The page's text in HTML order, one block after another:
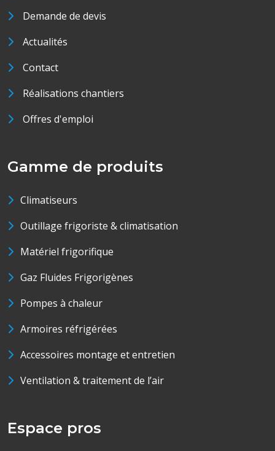
Demande de devis
Actualités
Contact
Réalisations chantiers
Offres d'emploi
Gamme de produits
Climatiseurs
Outillage frigoriste & climatisation
Matériel frigorifique
Gaz Fluides Frigorigènes
Pompes à chaleur
Armoires réfrigérées
Accessoires montage et entretien
Ventilation & traitement de l’air
Espace pros